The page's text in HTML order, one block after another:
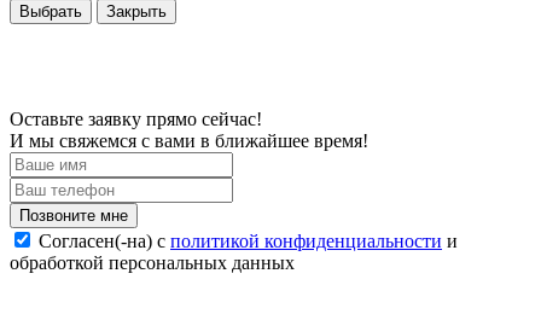
Выбрать Закрыть
Оставьте заявку прямо сейчас!
И мы свяжемся с вами в ближайшее время!
Согласен(-на) c политикой конфиденциальности и
обработкой персональных данных